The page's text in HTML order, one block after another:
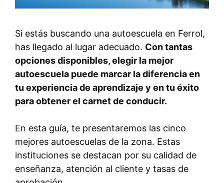
Si estás buscando una autoescuela en Ferrol,
has llegado al lugar adecuado. Con tantas
opciones disponibles, elegir la mejor
autoescuela puede marcar la diferencia en
tu experiencia de aprendizaje y en tu éxito
para obtener el carnet de conducir.
En esta guía, te presentaremos las cinco
mejores autoescuelas de la zona. Estas
instituciones se destacan por su calidad de
enseñanza, atención al cliente y tasas de